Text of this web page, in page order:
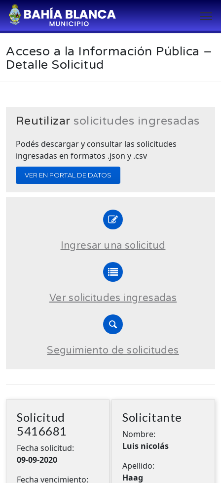
Acceso a la Información Pública –
Detalle Solicitud
Reutilizar solicitudes ingresadas
Podés descargar y consultar las solicitudes
ingresadas en formatos .json y .csv
VER EN PORTAL DE DATOS
Ingresar una solicitud
Ver solicitudes ingresadas
Seguimiento de solicitudes
Solicitud
5416681
Fecha solicitud:
09-09-2020
Fecha vencimiento:
Solicitante
Nombre:
Luis nicolás
Apellido:
Haag